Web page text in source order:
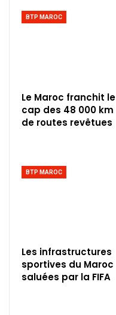
BTP MAROC
Le Maroc franchit le
cap des 48 000 km
de routes revêtues
BTP MAROC
Les infrastructures
sportives du Maroc
saluées par la FIFA